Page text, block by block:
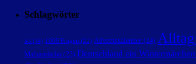
Schlagwörter
5G (14) 1000 Fragen (21) Adventskalender (24) Alltag
Maharadscha (23) Deutschland ein Wintermärchen